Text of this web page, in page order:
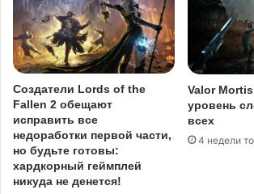
Создатели Lords of the
Fallen 2 обещают
исправить все
недоработки первой части,
но будьте готовы:
хардкорный геймплей
никуда не денется!
Valor
уровень
всех
4 недели